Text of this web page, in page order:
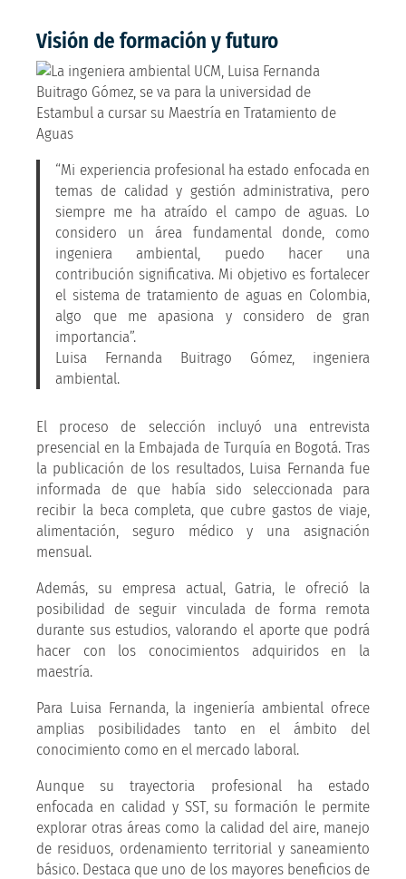
Visión de formación y futuro
“Mi experiencia profesional ha estado enfocada en
temas de calidad y gestión administrativa, pero
siempre me ha atraído el campo de aguas. Lo
considero un área fundamental donde, como
ingeniera ambiental, puedo hacer una
contribución significativa. Mi objetivo es fortalecer
el sistema de tratamiento de aguas en Colombia,
algo que me apasiona y considero de gran
importancia”.
Luisa Fernanda Buitrago Gómez, ingeniera
ambiental.
El proceso de selección incluyó una entrevista
presencial en la Embajada de Turquía en Bogotá. Tras
la publicación de los resultados, Luisa Fernanda fue
informada de que había sido seleccionada para
recibir la beca completa, que cubre gastos de viaje,
alimentación, seguro médico y una asignación
mensual.
Además, su empresa actual, Gatria, le ofreció la
posibilidad de seguir vinculada de forma remota
durante sus estudios, valorando el aporte que podrá
hacer con los conocimientos adquiridos en la
maestría.
Para Luisa Fernanda, la ingeniería ambiental ofrece
amplias posibilidades tanto en el ámbito del
conocimiento como en el mercado laboral.
Aunque su trayectoria profesional ha estado
enfocada en calidad y SST, su formación le permite
explorar otras áreas como la calidad del aire, manejo
de residuos, ordenamiento territorial y saneamiento
básico. Destaca que uno de los mayores beneficios de